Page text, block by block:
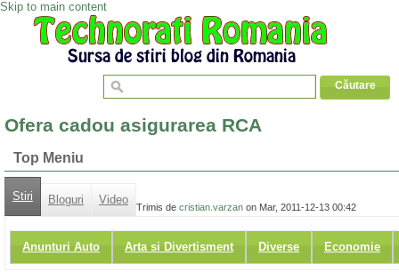
Skip to main content
Ofera cadou asigurarea RCA
Top Meniu
Stiri Bloguri Video
Anunturi Auto Arta si Divertisment Diverse Economie
Trimis de cristian.varzan on Mar, 2011-12-13 00:42